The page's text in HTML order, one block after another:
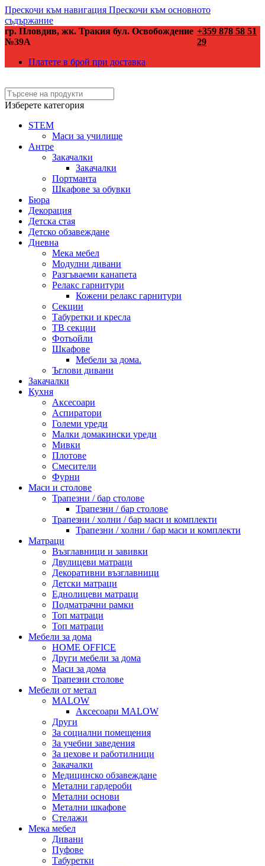
Прескочи към навигация Прескочи към основното
съдържание
гр. Пловдив, жк. Тракия бул. Освобождение
№39А
+359 878 58 51
29
Платете в брой при доставка
Изберете категория
STEM
Маси за училище
Антре
Закачалки
Закачалки
Портманта
Шкафове за обувки
Бюра
Декорация
Детска стая
Детско обзавеждане
Дневна
Мека мебел
Модулни дивани
Разгъваеми канапета
Релакс гарнитури
Кожени релакс гарнитури
Секции
Табуретки и кресла
ТВ секции
Фотьойли
Шкафове
Мебели за дома.
Ъглови дивани
Закачалки
Кухня
Аксесоари
Аспиратори
Големи уреди
Малки домакински уреди
Мивки
Плотове
Смесители
Фурни
Маси и столове
Трапезни / бар столове
Трапезни / бар столове
Трапезни / холни / бар маси и комплекти
Трапезни / холни / бар маси и комплекти
Матраци
Възглавници и завивки
Двулицеви матраци
Декоративни възглавници
Детски матраци
Еднолицеви матраци
Подматрачни рамки
Топ матраци
Топ матраци
Мебели за дома
HOME OFFICE
Други мебели за дома
Маси за дома
Трапезни столове
Мебели от метал
MALOW
Аксесоари MALOW
Други
За социални помещения
За учебни заведения
За цехове и работилници
Закачалки
Медицинско обзавеждане
Метални гардероби
Метални основи
Метални шкафове
Стелажи
Мека мебел
Дивани
Пуфове
Табуретки